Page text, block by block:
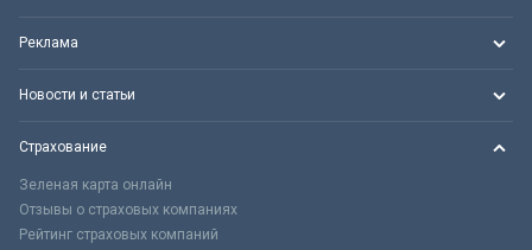
Реклама
Новости и статьи
Страхование
Зеленая карта онлайн
Отзывы о страховых компаниях
Рейтинг страховых компаний